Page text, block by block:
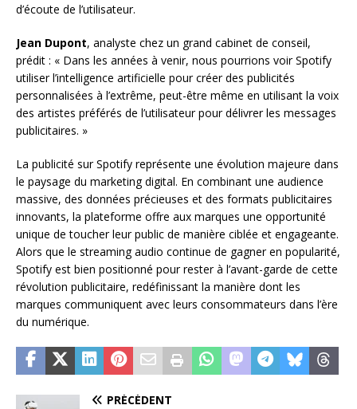
d’écoute de l’utilisateur.
Jean Dupont, analyste chez un grand cabinet de conseil,
prédit : « Dans les années à venir, nous pourrions voir Spotify
utiliser l’intelligence artificielle pour créer des publicités
personnalisées à l’extrême, peut-être même en utilisant la voix
des artistes préférés de l’utilisateur pour délivrer les messages
publicitaires. »
La publicité sur Spotify représente une évolution majeure dans
le paysage du marketing digital. En combinant une audience
massive, des données précieuses et des formats publicitaires
innovants, la plateforme offre aux marques une opportunité
unique de toucher leur public de manière ciblée et engageante.
Alors que le streaming audio continue de gagner en popularité,
Spotify est bien positionné pour rester à l’avant-garde de cette
révolution publicitaire, redéfinissant la manière dont les
marques communiquent avec leurs consommateurs dans l’ère
du numérique.
PRÉCÉDENT